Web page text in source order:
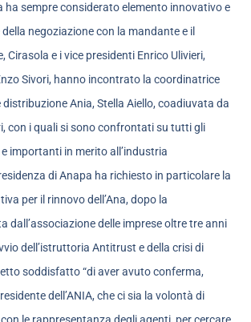
ha sempre considerato elemento innovativo e
negoziazione con la mandante e il
Cirasola e i vice presidenti Enrico Ulivieri,
Sivori, hanno incontrato la coordinatrice
Ania, Stella Aiello, coadiuvata da
con i quali si sono confrontati su tutti gli
importanti in merito all’industria
di Anapa ha richiesto in particolare la
per il rinnovo dell’Ana, dopo la
dall’associazione delle imprese oltre tre anni
dell’istruttoria Antitrust e della crisi di
soddisfatto “di aver avuto conferma,
dell’ANIA, che ci sia la volontà di